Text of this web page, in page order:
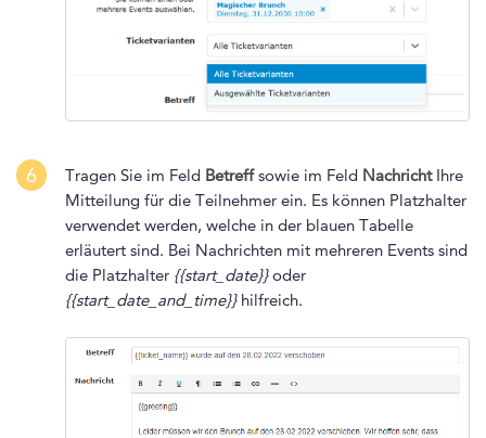
6 Tragen Sie im Feld Betreffsowie im Feld Nachricht Ihre
Mitteilung für die Teilnehmer ein. Es können Platzhalter
verwendet werden, welche in der blauen Tabelle
erläutert sind. Bei Nachrichten mit mehreren Events sind
die Platzhalter {{start_date}}oder
{{start_date_and_time}}hilfreich.